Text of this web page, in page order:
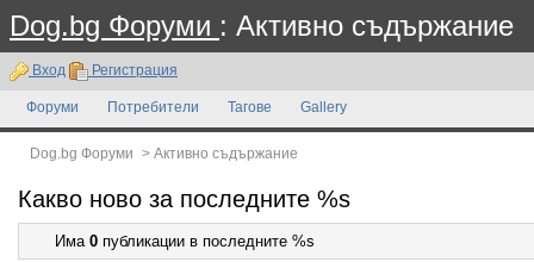
Dog.bg Форуми : Активно съдържание
Вход Регистрация
Форуми Потребители Тагове Gallery
Dog.bg Форуми > Активно съдържание
Какво ново за последните %s
Има 0 публикации в последните %s